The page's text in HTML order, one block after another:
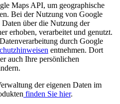
Maps API, um geographische
Bei der Nutzung von Google
über die Nutzung der
erhoben, verarbeitet und genutzt.
durch Google
entnehmen. Dort
auch Ihre persönlichen
der eigenen Daten im
finden Sie hier.